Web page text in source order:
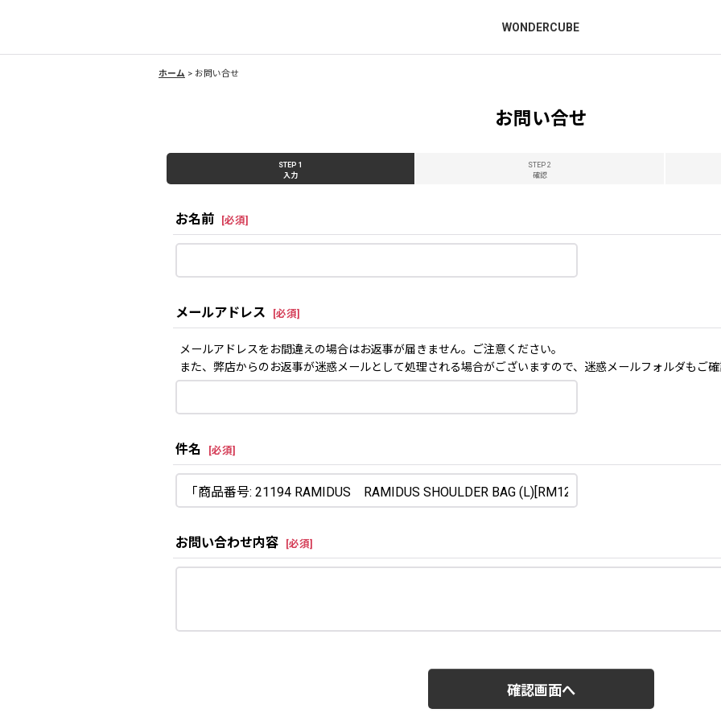
WONDERCUBE
ホーム > お問い合せ
お問い合せ
STEP 1
入力
STEP 2
確認
お名前 [必須]
メールアドレス [必須]
メールアドレスをお間違えの場合はお返事が届きません。ご注意ください。
また、弊店からのお返事が迷惑メールとして処理される場合がございますので、迷惑メールフォルダもご確
件名 [必須]
お問い合わせ内容 [必須]
確認画面へ